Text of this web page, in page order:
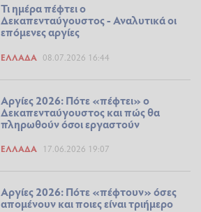
Τι ημέρα πέφτει ο
Δεκαπενταύγουστος - Αναλυτικά οι
επόμενες αργίες
ΕΛΛΆΔΑ 08.07.2026 16:44
Αργίες 2026: Πότε «πέφτει» ο
Δεκαπενταύγουστος και πώς θα
πληρωθούν όσοι εργαστούν
ΕΛΛΆΔΑ 17.06.2026 19:07
Αργίες 2026: Πότε «πέφτουν» όσες
απομένουν και ποιες είναι τριήμερο